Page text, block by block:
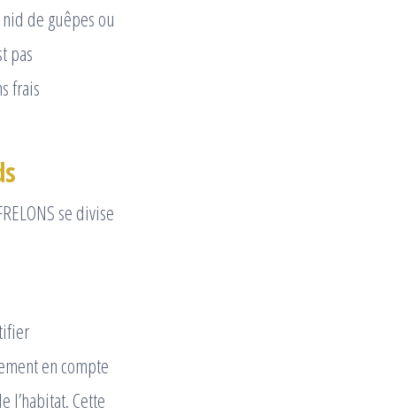
de guêpes ou
pas
frais
se divise
en compte
l’habitat. Cette